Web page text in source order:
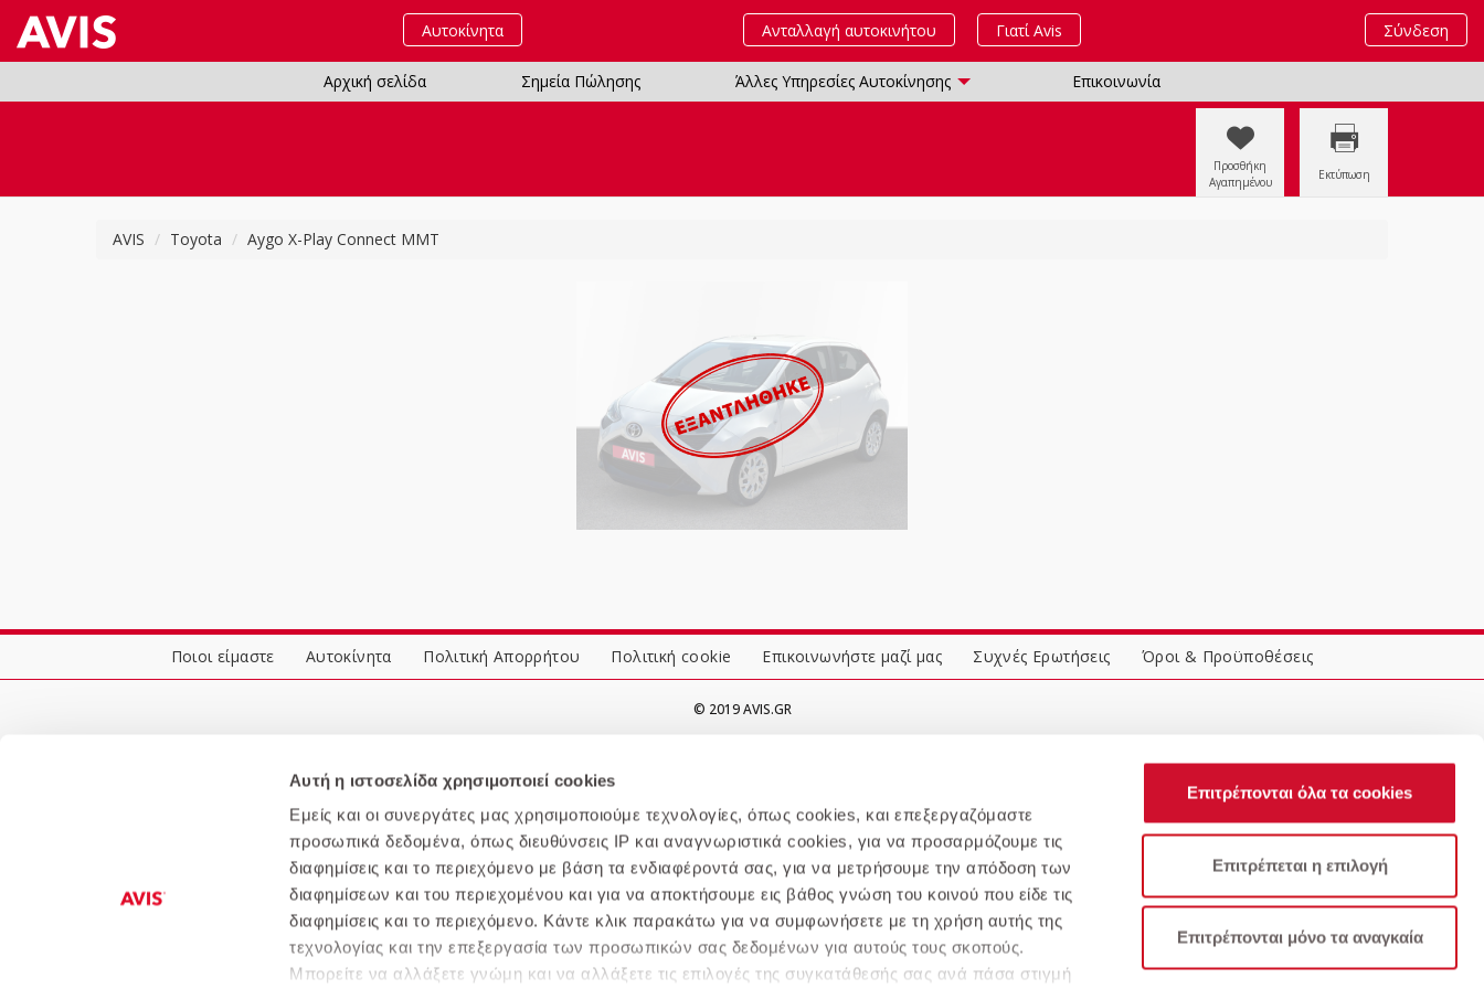
Αυτή η ιστοσελίδα χρησιμοποιεί cookies
Εμείς και οι συνεργάτες μας χρησιμοποιούμε τεχνολογίες, όπως cookies, και επεξεργαζόμαστε
προσωπικά δεδομένα, όπως διευθύνσεις IP και αναγνωριστικά cookies, για να προσαρμόζουμε τις
διαφημίσεις και το περιεχόμενο με βάση τα ενδιαφέροντά σας, για να μετρήσουμε την απόδοση των
διαφημίσεων και του περιεχομένου και για να αποκτήσουμε εις βάθος γνώση του κοινού που είδε τις
διαφημίσεις και το περιεχόμενο. Κάντε κλικ παρακάτω για να συμφωνήσετε με τη χρήση αυτής της
τεχνολογίας και την επεξεργασία των προσωπικών σας δεδομένων για αυτούς τους σκοπούς.
Μπορείτε να αλλάξετε γνώμη και να αλλάξετε τις επιλογές της συγκατάθεσής σας ανά πάσα στιγμή
Επιτρέπονται όλα τα cookies
Επιτρέπεται η επιλογή
Επιτρέπονται μόνο τα αναγκαία
Αυτοκίνητα Ανταλλαγή αυτοκινήτου Γιατί Avis Σύνδεση
Αρχική σελίδα Σημεία Πώλησης Άλλες Υπηρεσίες Αυτοκίνησης Επικοινωνία
Προσθήκη
Αγαπημένου
Εκτύπωση
AVIS Toyota Aygo X-Play Connect MMT
Ποιοι είμαστε Αυτοκίνητα Πολιτική Απορρήτου Πολιτική cookie Επικοινωνήστε μαζί μας Συχνές Ερωτήσεις Όροι & Προϋποθέσεις
© 2019 AVIS.GR